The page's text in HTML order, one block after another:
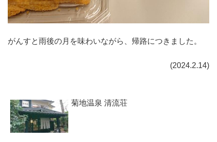
がんすと雨後の月を味わいながら、帰路につきました。
(2024.2.14)
菊地温泉 清流荘